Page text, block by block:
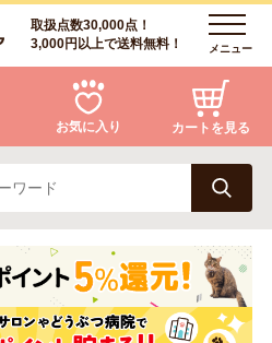
取扱点数30,000点！
3,000円以上で送料無料！
メニュー
猫
アクア・爬虫類・昆虫
お気に入り カートを見る
て